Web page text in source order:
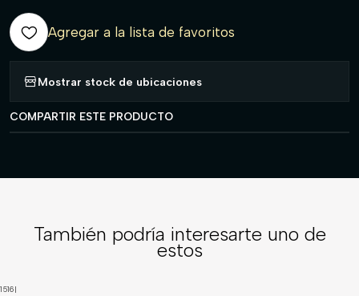
Agregar a la lista de favoritos
Mostrar stock de ubicaciones
COMPARTIR ESTE PRODUCTO
También podría interesarte uno de
estos
1516|